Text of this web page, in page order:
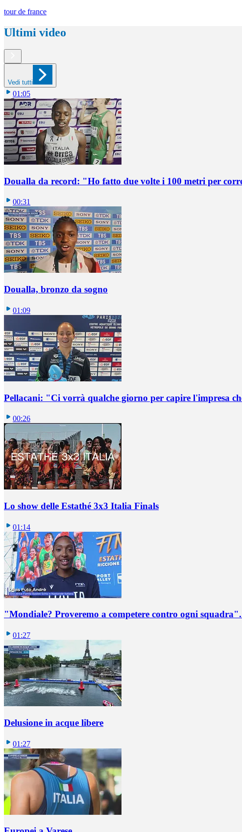
tour de france
Ultimi video
Vedi tutti
01:05
Doualla da record: "Ho fatto due volte i 100 metri per
00:31
Doualla, bronzo da sogno
01:09
Pellacani: "Ci vorrà qualche giorno per capire l'impresa
00:26
Lo show delle Estathé 3x3 Italia Finals
01:14
"Mondiale? Proveremo a competere contro ogni
01:27
Delusione in acque libere
01:27